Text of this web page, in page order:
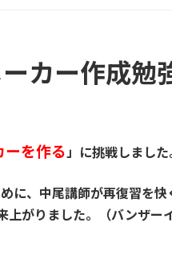
カー作成勉
ーを作る 」に挑戦しました
に、中尾講師が再復習を
がりました。（バンザー